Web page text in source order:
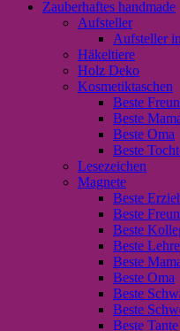
Zauberhaftes handmade
Aufsteller
Aufsteller
Häkeltiere
Holz Deko
Kosmetiktaschen
Beste
Beste
Beste Oma
Beste
Lesezeichen
Magnete
Beste
Beste
Beste
Beste
Beste
Beste Oma
Beste
Beste
Beste Tante